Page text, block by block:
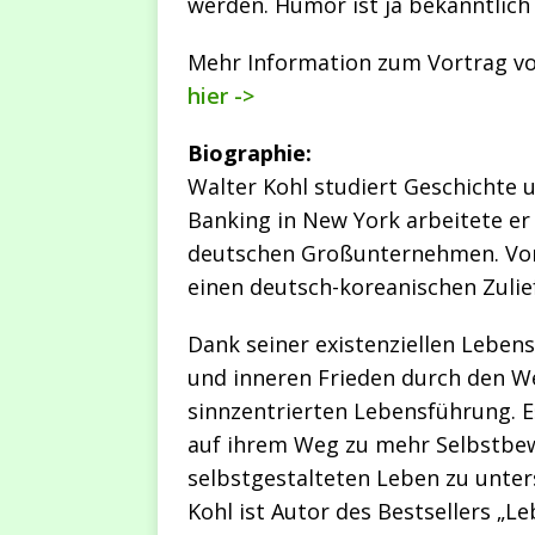
Mehr Information zum Vortrag
hier ->
Biographie:
Walter Kohl studiert Geschichte
Banking in New York arbeitete
deutschen Großunternehmen.
einen deutsch-koreanischen
Dank seiner existenziellen
und inneren Frieden durch den
sinnzentrierten Lebensführung.
auf ihrem Weg zu mehr
selbstgestalteten Leben zu
Kohl ist Autor des Bestsellers